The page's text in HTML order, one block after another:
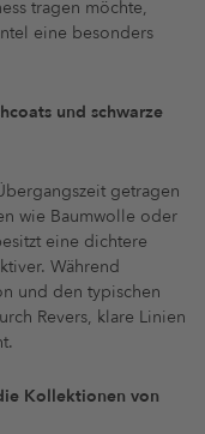
tragen möchte,
eine besonders
und schwarze
getragen
wie Baumwolle oder
eine dichtere
Während
und den typischen
Revers, klare Linien
Kollektionen von